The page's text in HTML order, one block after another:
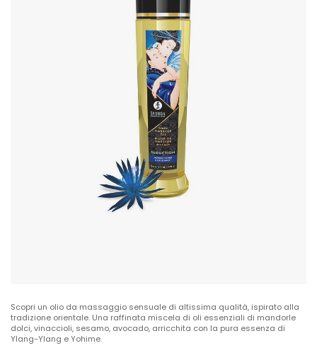
Scopri un olio da massaggio sensuale di altissima qualità, ispirato alla
tradizione orientale. Una raffinata miscela di oli essenziali di mandorle
dolci, vinaccioli, sesamo, avocado, arricchita con la pura essenza di
Ylang-Ylang e Yohime.